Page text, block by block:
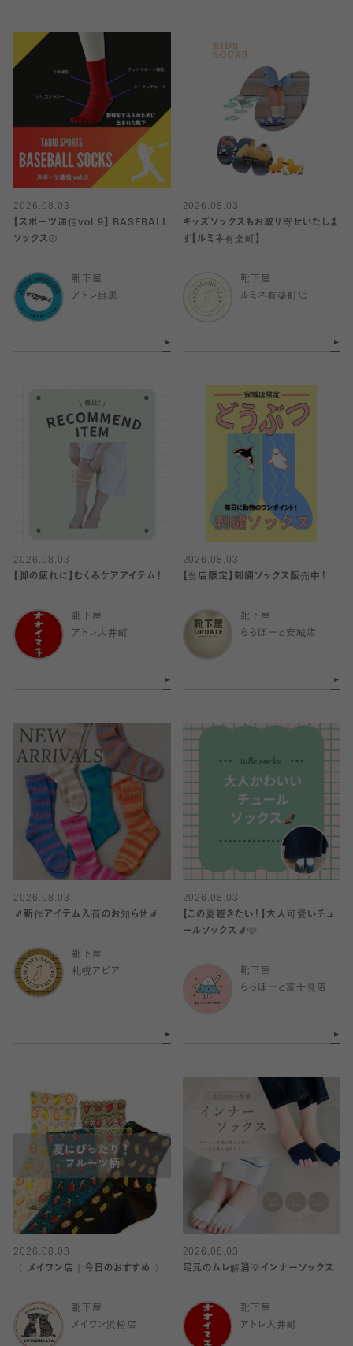
2026.08.03
【スポーツ通信vol.9】 BASEBALL
ソックス⚾️
靴下屋
アトレ目黒
2026.08.03
キッズソックスもお取り寄せいたしま
す【ルミネ有楽町】
靴下屋
ルミネ有楽町店
2026.08.03
【脚の疲れに】むくみケアアイテム！
靴下屋
アトレ大井町
2026.08.03
【当店限定】刺繍ソックス販売中！
靴下屋
ららぽーと安城店
2026.08.03
🧦新作アイテム入荷のお知らせ🧦
靴下屋
札幌アピア
2026.08.03
【この夏履きたい！】大人可愛いチュ
ールソックス🧦🩷
靴下屋
ららぽーと富士見店
2026.08.03
〈 メイワン店｜今日のおすすめ 〉
靴下屋
メイワン浜松店
2026.08.03
足元のムレ解消💡インナーソックス
靴下屋
アトレ大井町